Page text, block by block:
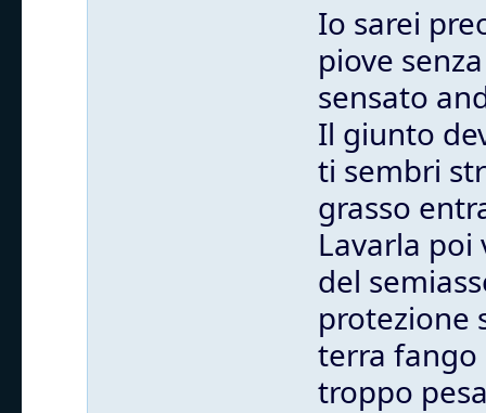
Io sarei
piove
sensato
Il giunto
ti sembri
grasso
Lavarla
del
protezione
terra
troppo